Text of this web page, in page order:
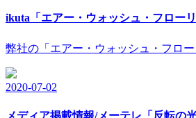
ikuta「エアー・ウォッシュ・フロー
弊社の「エアー・ウォッシュ・フロ
2020-07-02
メディア掲載情報/メーテレ「反転の光